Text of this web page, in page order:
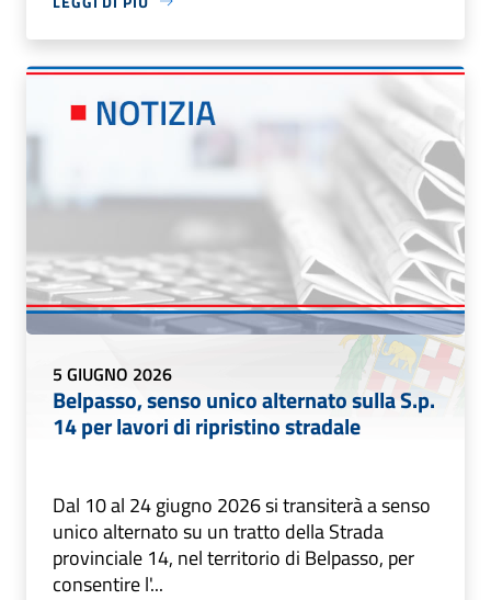
5 GIUGNO 2026
Belpasso, senso unico alternato sulla S.p.
14 per lavori di ripristino stradale
Dal 10 al 24 giugno 2026 si transiterà a senso
unico alternato su un tratto della Strada
provinciale 14, nel territorio di Belpasso, per
consentire l'...